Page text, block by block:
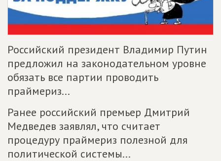
Российский президент Владимир Путин
предложил на законодательном уровне
обязать все партии проводить
праймериз...
Ранее российский премьер Дмитрий
Медведев заявлял, что считает
процедуру праймериз полезной для
политической системы...